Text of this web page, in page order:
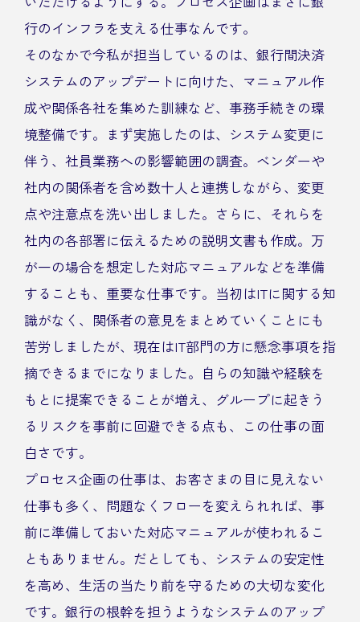
行のインフラを支える仕事なんです。
そのなかで今私が担当しているのは、銀行間決済
システムのアップデートに向けた、マニュアル作
成や関係各社を集めた訓練など、事務手続きの環
境整備です。まず実施したのは、システム変更に
伴う、社員業務への影響範囲の調査。ベンダーや
社内の関係者を含め数十人と連携しながら、変更
点や注意点を洗い出しました。さらに、それらを
社内の各部署に伝えるための説明文書も作成。万
が一の場合を想定した対応マニュアルなどを準備
することも、重要な仕事です。当初はITに関する知
識がなく、関係者の意見をまとめていくことにも
苦労しましたが、現在はIT部門の方に懸念事項を指
摘できるまでになりました。自らの知識や経験を
もとに提案できることが増え、グループに起きう
るリスクを事前に回避できる点も、この仕事の面
白さです。
プロセス企画の仕事は、お客さまの目に見えない
仕事も多く、問題なくフローを変えられれば、事
前に準備しておいた対応マニュアルが使われるこ
ともありません。だとしても、システムの安定性
を高め、生活の当たり前を守るための大切な変化
です。銀行の根幹を担うようなシステムのアップ